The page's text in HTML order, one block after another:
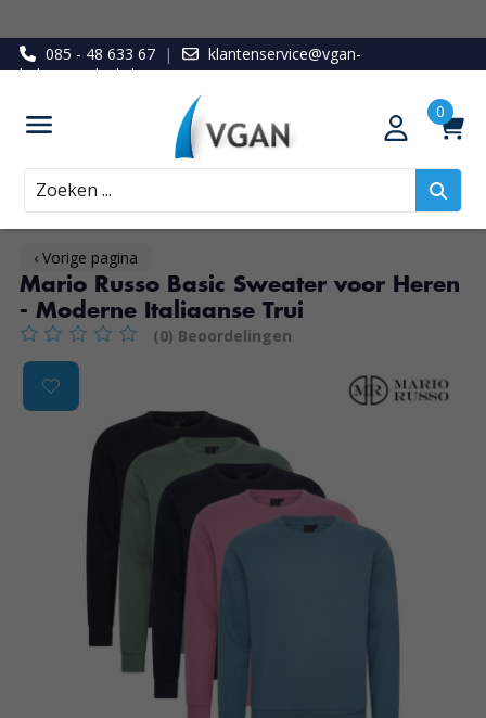
085 - 48 633 67 |
klantenservice@vgan-
ledenvoordeel.nl
Zoeken
‹ Vorige pagina
Mario Russo Basic Sweater voor Heren
- Moderne Italiaanse Trui
De beoordeling van dit product is0van de 5
(0) Beoordelingen
Product image slideshow Items